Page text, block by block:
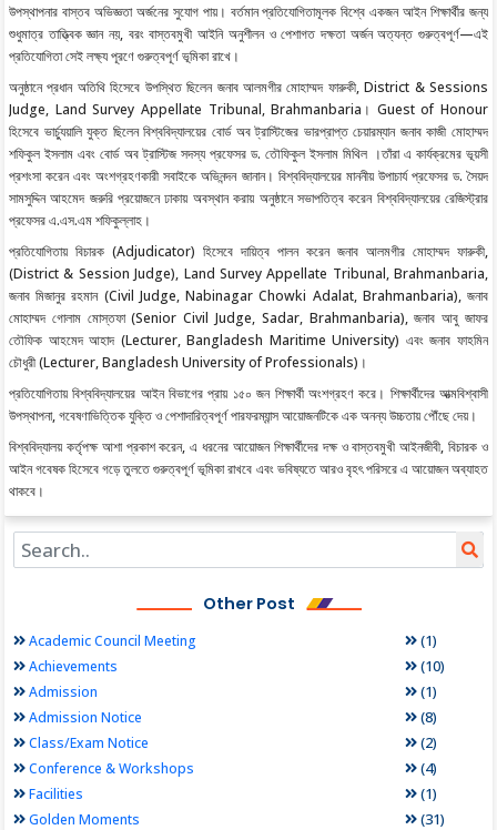
উপস্থাপনার বাস্তব অভিজ্ঞতা অর্জনের সুযোগ পায়। বর্তমান প্রতিযোগিতামূলক বিশ্বে একজন আইন শিক্ষার্থীর জন্য
শুধুমাত্র তাত্ত্বিক জ্ঞান নয়, বরং বাস্তবমুখী আইনি অনুশীলন ও পেশাগত দক্ষতা অর্জন অত্যন্ত গুরুত্বপূর্ণ—এই
প্রতিযোগিতা সেই লক্ষ্য পূরণে গুরুত্বপূর্ণ ভূমিকা রাখে।
অনুষ্ঠানে প্রধান অতিথি হিসেবে উপস্থিত ছিলেন জনাব আলমগীর মোহাম্মদ ফারুকী, District & Sessions
Judge, Land Survey Appellate Tribunal, Brahmanbaria। Guest of Honour
হিসেবে ভার্চ্যুয়ালি যুক্ত ছিলেন বিশ্ববিদ্যালয়ের বোর্ড অব ট্রাস্টিজের ভারপ্রাপ্ত চেয়ারম্যান জনাব কাজী মোহাম্মদ
শফিকুল ইসলাম এবং বোর্ড অব ট্রাস্টিজ সদস্য প্রফেসর ড. তৌফিকুল ইসলাম মিথিল ।তাঁরা এ কার্যক্রমের ভূয়সী
প্রশংসা করেন এবং অংশগ্রহণকারী সবাইকে অভিনন্দন জানান। বিশ্ববিদ্যালয়ের মাননীয় উপাচার্য প্রফেসর ড. সৈয়দ
সামসুদ্দিন আহমেদ জরুরি প্রয়োজনে ঢাকায় অবস্থান করায় অনুষ্ঠানে সভাপতিত্ব করেন বিশ্ববিদ্যালয়ের রেজিস্ট্রার
প্রফেসর এ.এস.এম শফিকুল্লাহ।
প্রতিযোগিতায় বিচারক (Adjudicator) হিসেবে দায়িত্ব পালন করেন জনাব আলমগীর মোহাম্মদ ফারুকী,
(District & Session Judge), Land Survey Appellate Tribunal, Brahmanbaria,
জনাব মিজানুর রহমান (Civil Judge, Nabinagar Chowki Adalat, Brahmanbaria), জনাব
মোহাম্মদ গোলাম মোস্তফা (Senior Civil Judge, Sadar, Brahmanbaria), জনাব আবু জাফর
তৌফিক আহমেদ আহাদ (Lecturer, Bangladesh Maritime University) এবং জনাব ফাহমিন
চৌধুরী (Lecturer, Bangladesh University of Professionals)।
প্রতিযোগিতায় বিশ্ববিদ্যালয়ের আইন বিভাগের প্রায় ১৫০ জন শিক্ষার্থী অংশগ্রহণ করে। শিক্ষার্থীদের আত্মবিশ্বাসী
উপস্থাপনা, গবেষণাভিত্তিক যুক্তি ও পেশাদারিত্বপূর্ণ পারফরম্যান্স আয়োজনটিকে এক অনন্য উচ্চতায় পৌঁছে দেয়।
বিশ্ববিদ্যালয় কর্তৃপক্ষ আশা প্রকাশ করেন, এ ধরনের আয়োজন শিক্ষার্থীদের দক্ষ ও বাস্তবমুখী আইনজীবী, বিচারক ও
আইন গবেষক হিসেবে গড়ে তুলতে গুরুত্বপূর্ণ ভূমিকা রাখবে এবং ভবিষ্যতে আরও বৃহৎ পরিসরে এ আয়োজন অব্যাহত
থাকবে।
Other Post
Academic Council Meeting (1)
Achievements (10)
Admission (1)
Admission Notice (8)
Class/Exam Notice (2)
Conference & Workshops (4)
Facilities (1)
Golden Moments (31)